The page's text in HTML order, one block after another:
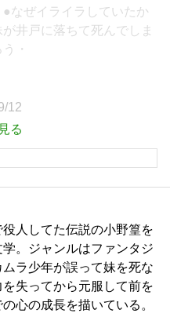
なぜイライラしていたか
井戸に落ちて死んでしま
・
12
る
人してた伝説の小野篁を
。ジャンルはファンタジ
ラ少年が誤って妹を死な
失ってから元服して前を
心の成長を描いている。